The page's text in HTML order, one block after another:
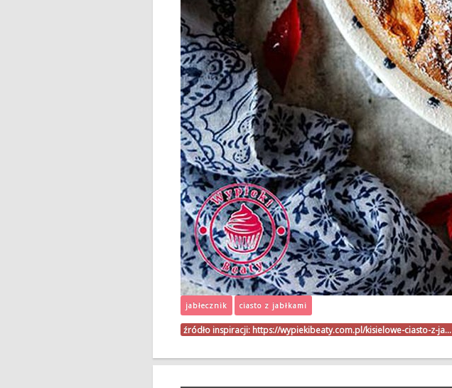
jabłecznik ciasto z jabłkami
źródło inspiracji: https://wypiekibeaty.com.pl/kisielowe-ciasto-z-ja…